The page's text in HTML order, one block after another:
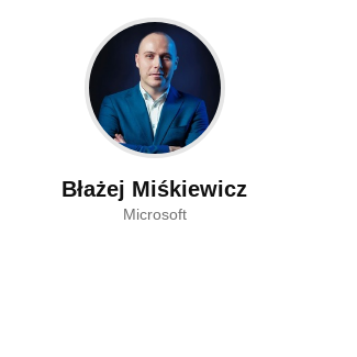
Błażej Miśkiewicz
Microsoft